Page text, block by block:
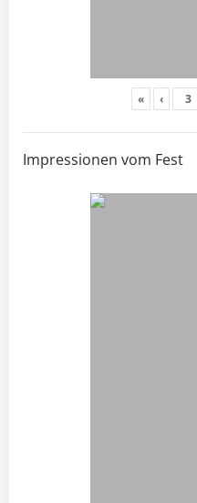
« ‹
Impressionen vom Fest